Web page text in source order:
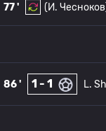
77 ' (И.
86 ' 1 - 1 L.